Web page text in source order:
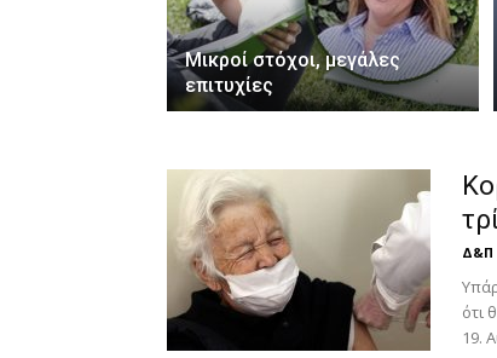
Μικροί στόχοι, μεγάλες
επιτυχίες
Δ&Π
ότι
19.